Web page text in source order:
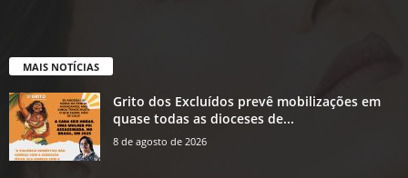
MAIS NOTÍCIAS
Grito dos Excluídos prevê mobilizações em
quase todas as dioceses de...
8 de agosto de 2026